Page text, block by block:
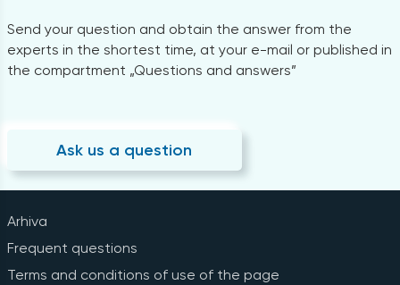
Send your question and obtain the answer from the
experts in the shortest time, at your e-mail or published in
the compartment „Questions and answers”
Ask us a question
Arhiva
Frequent questions
Terms and conditions of use of the page